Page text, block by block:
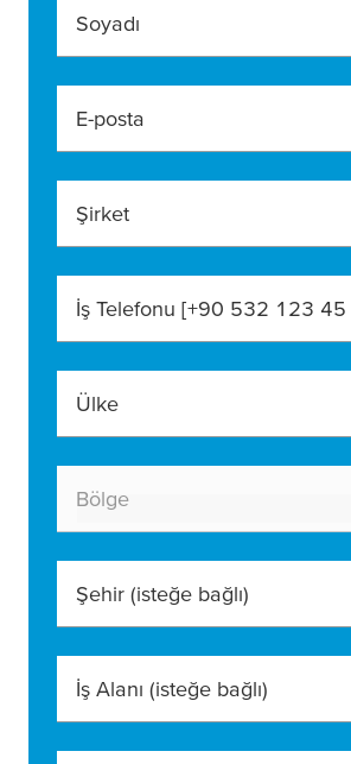
Soyadı
E-posta
Şirket
İş Telefonu [+90 532 123
Ülke
Bölge
Şehir (isteğe bağlı)
İş Alanı (isteğe bağlı)